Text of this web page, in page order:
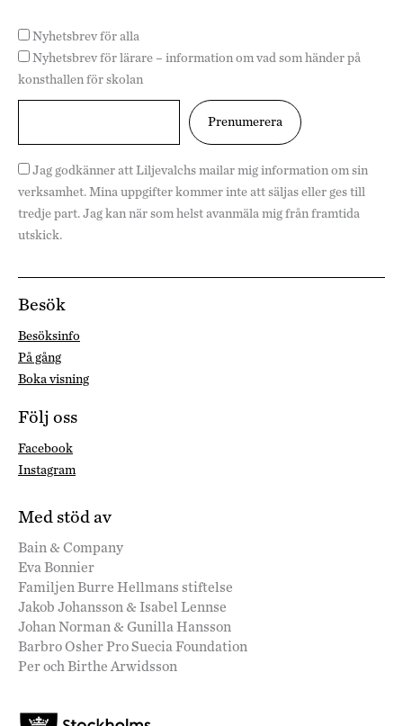
Nyhetsbrev för alla
Nyhetsbrev för lärare – information om vad som händer på
konsthallen för skolan
Jag godkänner att Liljevalchs mailar mig information om sin
verksamhet. Mina uppgifter kommer inte att säljas eller ges till
tredje part. Jag kan när som helst avanmäla mig från framtida
utskick.
Besök
Besöksinfo
På gång
Boka visning
Följ oss
Facebook
Instagram
Med stöd av
Bain & Company
Eva Bonnier
Familjen Burre Hellmans stiftelse
Jakob Johansson & Isabel Lennse
Johan Norman & Gunilla Hansson
Barbro Osher Pro Suecia Foundation
Per och Birthe Arwidsson